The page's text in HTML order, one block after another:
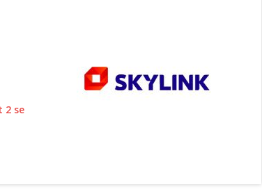
2 se